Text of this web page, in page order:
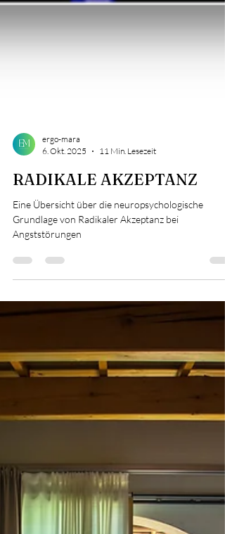
ergo-mara
6. Okt. 2025
11 Min. Lesezeit
RADIKALE AKZEPTANZ
Eine Übersicht über die neuropsychologische
Angststörungen